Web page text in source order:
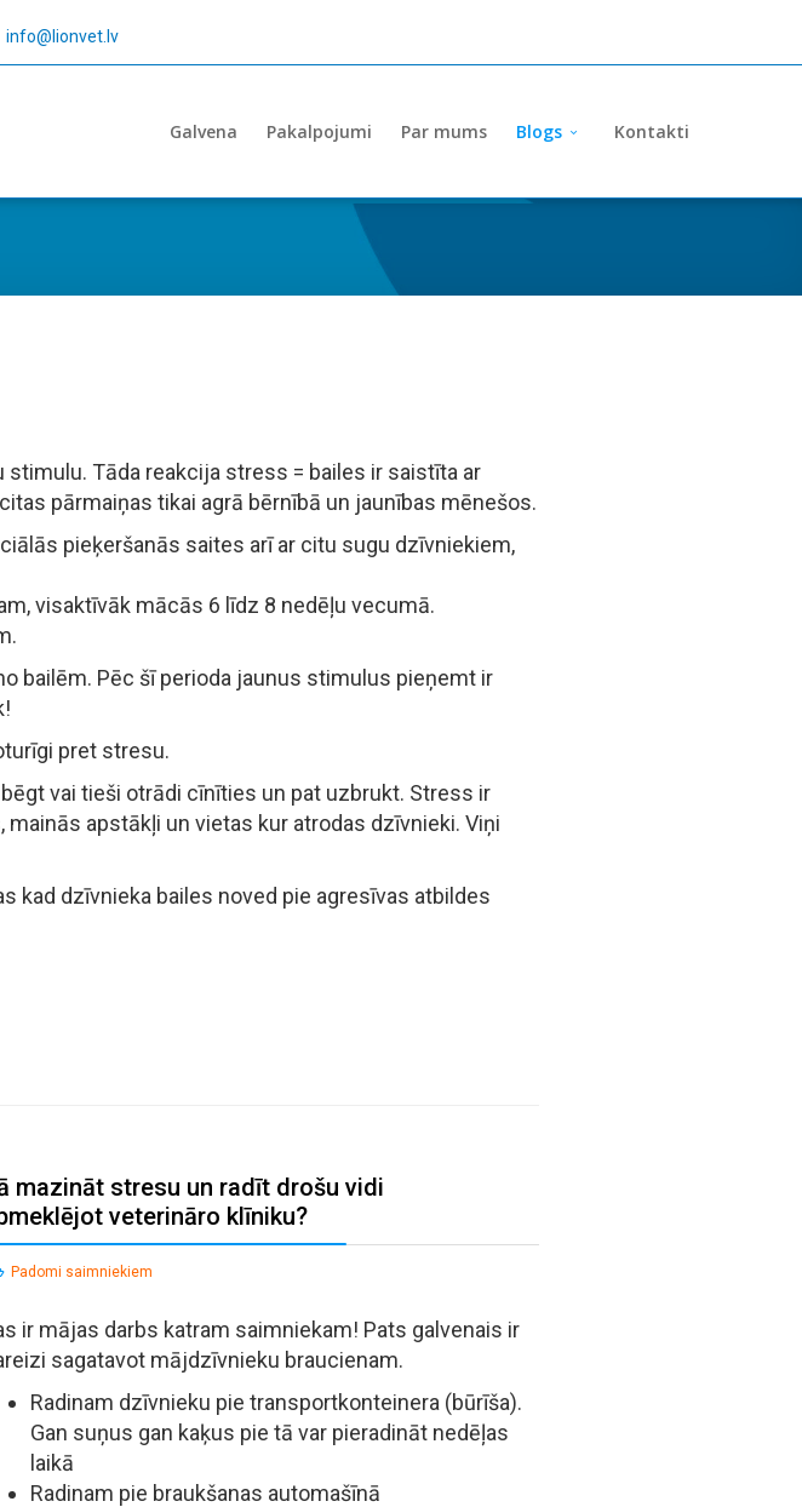
info@lionvet.lv
Galvena Pakalpojumi Par mums Blogs Kontakti
Tāda reakcija stress = bailes ir saistīta ar
pārmaiņas tikai agrā bērnībā un jaunības mēnešos.
pieķeršanās saites arī ar citu sugu dzīvniekiem,
visaktīvāk mācās 6 līdz 8 nedēļu vecumā.
bailēm. Pēc šī perioda jaunus stimulus pieņemt ir
pret stresu.
vai tieši otrādi cīnīties un pat uzbrukt. Stress ir
apstākļi un vietas kur atrodas dzīvnieki. Viņi
kad dzīvnieka bailes noved pie agresīvas atbildes
mazināt stresu un radīt drošu vidi
veterināro klīniku?
Padomi saimniekiem
ir mājas darbs katram saimniekam! Pats galvenais ir
sagatavot mājdzīvnieku braucienam.
Radinam dzīvnieku pie transportkonteinera (būrīša).
Gan suņus gan kaķus pie tā var pieradināt nedēļas
laikā
Radinam pie braukšanas automašīnā